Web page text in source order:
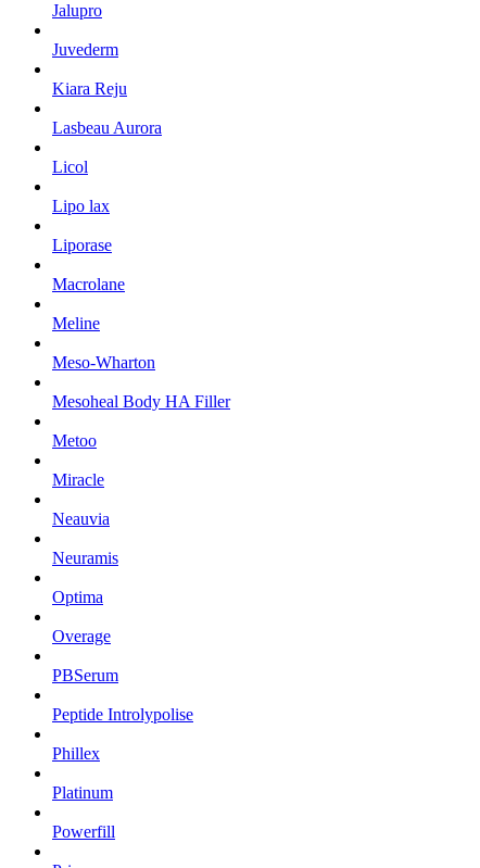
Jalupro
Juvederm
Kiara Reju
Lasbeau Aurora
Licol
Lipo lax
Liporase
Macrolane
Meline
Meso-Wharton
Mesoheal Body HA Filler
Metoo
Miracle
Neauvia
Neuramis
Optima
Overage
PBSerum
Peptide Introlypolise
Phillex
Platinum
Powerfill